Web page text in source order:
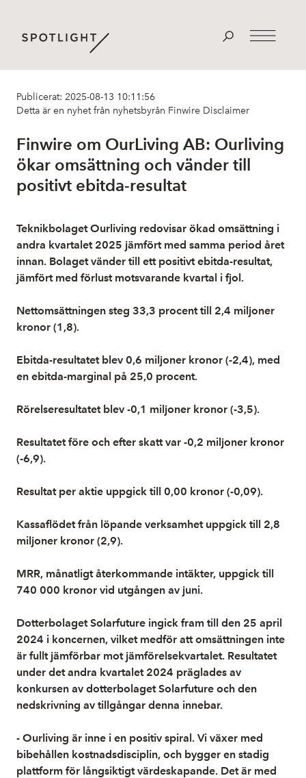
Publicerat: 2025-08-13 10:11:56
Detta är en nyhet från nyhetsbyrån Finwire Disclaimer
Finwire om OurLiving AB: Ourliving
ökar omsättning och vänder till
positivt ebitda-resultat
Teknikbolaget Ourliving redovisar ökad omsättning i
andra kvartalet 2025 jämfört med samma period året
innan. Bolaget vänder till ett positivt ebitda-resultat,
jämfört med förlust motsvarande kvartal i fjol.
Nettomsättningen steg 33,3 procent till 2,4 miljoner
kronor (1,8).
Ebitda-resultatet blev 0,6 miljoner kronor (-2,4), med
en ebitda-marginal på 25,0 procent.
Rörelseresultatet blev -0,1 miljoner kronor (-3,5).
Resultatet före och efter skatt var -0,2 miljoner kronor
(-6,9).
Resultat per aktie uppgick till 0,00 kronor (-0,09).
Kassaflödet från löpande verksamhet uppgick till 2,8
miljoner kronor (2,9).
MRR, månatligt återkommande intäkter, uppgick till
740 000 kronor vid utgången av juni.
Dotterbolaget Solarfuture ingick fram till den 25 april
2024 i koncernen, vilket medför att omsättningen inte
är fullt jämförbar mot jämförelsekvartalet. Resultatet
under det andra kvartalet 2024 präglades av
konkursen av dotterbolaget Solarfuture och den
nedskrivning av tillgångar denna innebar.
- Ourliving är inne i en positiv spiral. Vi växer med
bibehållen kostnadsdisciplin, och bygger en stadig
plattform för långsiktigt värdeskapande. Det är med